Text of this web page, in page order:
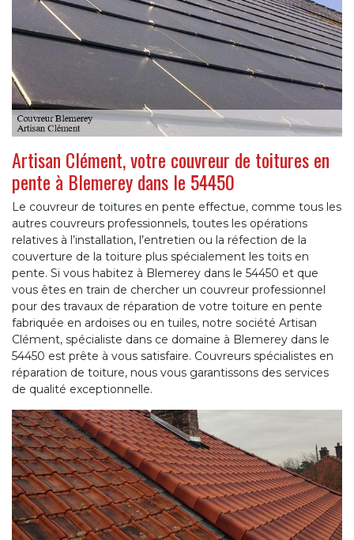
Artisan Clément, votre couvreur de toitures en
pente à Blemerey dans le 54450
Le couvreur de toitures en pente effectue, comme tous les
autres couvreurs professionnels, toutes les opérations
relatives à l’installation, l’entretien ou la réfection de la
couverture de la toiture plus spécialement les toits en
pente. Si vous habitez à Blemerey dans le 54450 et que
vous êtes en train de chercher un couvreur professionnel
pour des travaux de réparation de votre toiture en pente
fabriquée en ardoises ou en tuiles, notre société Artisan
Clément, spécialiste dans ce domaine à Blemerey dans le
54450 est prête à vous satisfaire. Couvreurs spécialistes en
réparation de toiture, nous vous garantissons des services
de qualité exceptionnelle.